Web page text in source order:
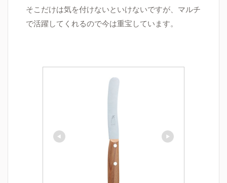
そこだけは気を付けないといけないですが、マルチ
で活躍してくれるので今は重宝しています。